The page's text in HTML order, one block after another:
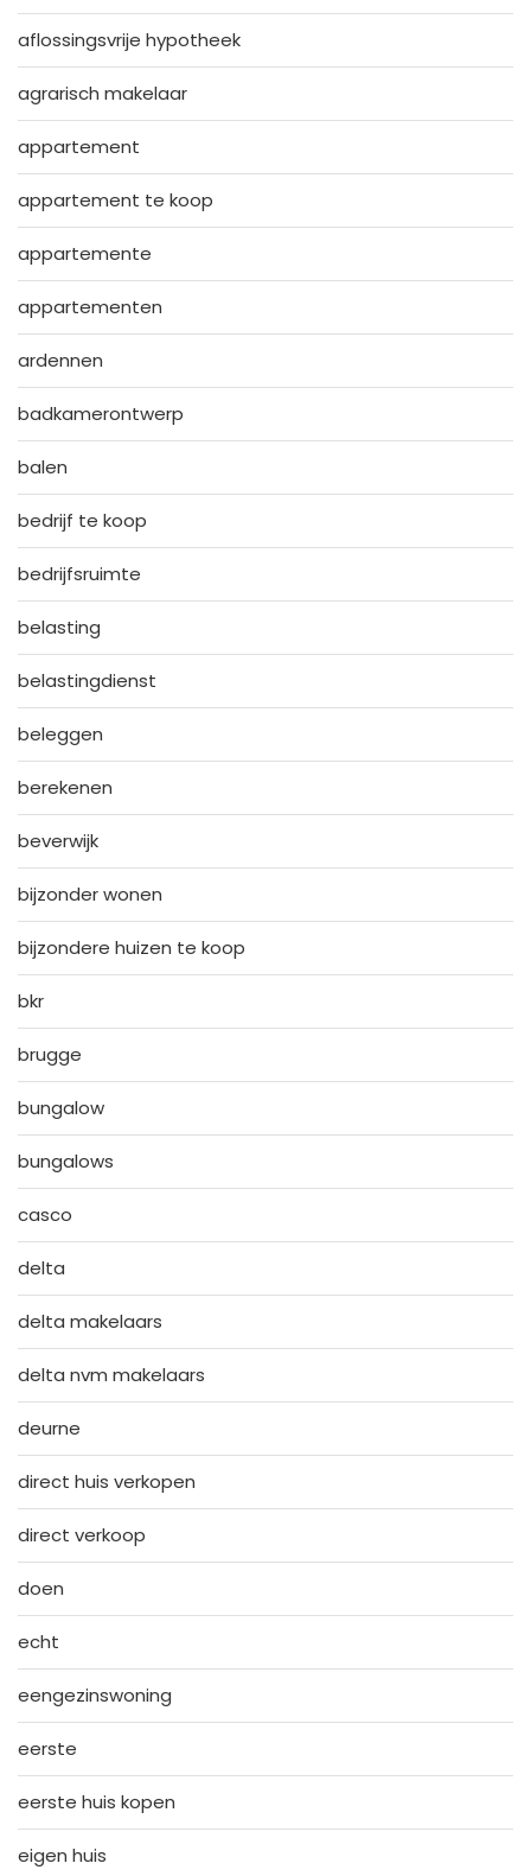
aflossingsvrije hypotheek
agrarisch makelaar
appartement
appartement te koop
appartemente
appartementen
ardennen
badkamerontwerp
balen
bedrijf te koop
bedrijfsruimte
belasting
belastingdienst
beleggen
berekenen
beverwijk
bijzonder wonen
bijzondere huizen te koop
bkr
brugge
bungalow
bungalows
casco
delta
delta makelaars
delta nvm makelaars
deurne
direct huis verkopen
direct verkoop
doen
echt
eengezinswoning
eerste
eerste huis kopen
eigen huis